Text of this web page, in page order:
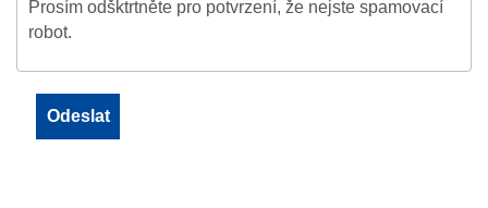
Prosím odšktrtněte pro potvrzení, že nejste spamovací
robot.